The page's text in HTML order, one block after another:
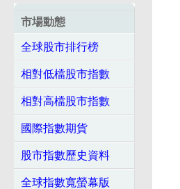
市場動態
全球股市排行榜
相對低檔股市指數
相對高檔股市指數
國際指數期貨
股市指數歷史資料
全球指數寬螢幕版